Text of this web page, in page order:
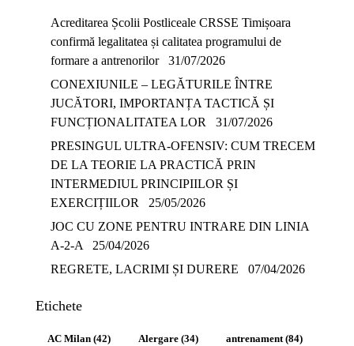
Acreditarea Școlii Postliceale CRSSE Timișoara
confirmă legalitatea și calitatea programului de
formare a antrenorilor
31/07/2026
CONEXIUNILE – LEGĂTURILE ÎNTRE
JUCĂTORI, IMPORTANȚA TACTICĂ ȘI
FUNCȚIONALITATEA LOR
31/07/2026
PRESINGUL ULTRA-OFENSIV: CUM TRECEM
DE LA TEORIE LA PRACTICĂ PRIN
INTERMEDIUL PRINCIPIILOR ȘI
EXERCIȚIILOR
25/05/2026
JOC CU ZONE PENTRU INTRARE DIN LINIA
A-2-A
25/04/2026
REGRETE, LACRIMI ȘI DURERE
07/04/2026
Etichete
AC Milan (42) Alergare (34) antrenament(84)